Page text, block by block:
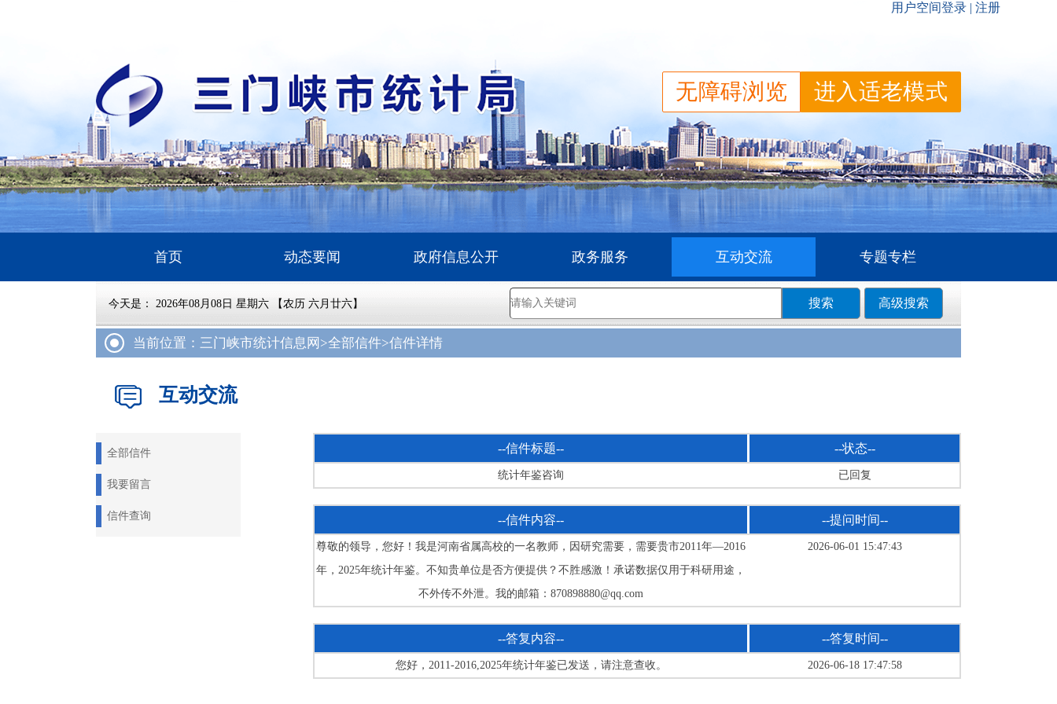
无障碍浏览 进入适老模式
首页 动态要闻 政府信息公开 政务服务 互动交流 专题专栏
今天是： 2026年08月08日 星期六 【农历 六月廿六】 搜索 高级搜索
当前位置：三门峡市统计信息网 >全部信件>信件详情
互动交流
全部信件
我要留言
信件查询
--信件标题-- --状态--
统计年鉴咨询 已回复
--信件内容-- --提问时间--
尊敬的领导，您好！我是河南省属高校的一名教师，因研究需要，需要贵市2011年—2016
年，2025年统计年鉴。不知贵单位是否方便提供？不胜感激！承诺数据仅用于科研用途，
不外传不外泄。我的邮箱：870898880@qq.com
2026-06-01 15:47:43
--答复内容-- --答复时间--
您好，2011-2016,2025年统计年鉴已发送，请注意查收。 2026-06-18 17:47:58